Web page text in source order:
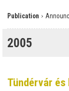
Publication ›
2005
Tündérvár